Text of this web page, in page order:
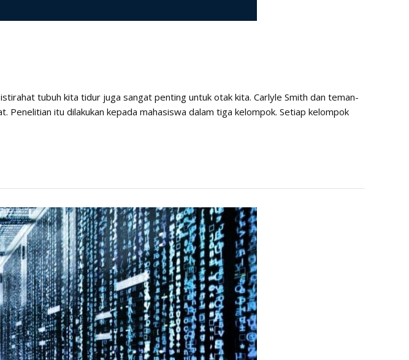
tubuh kita tidur juga sangat penting untuk otak kita. Carlyle Smith dan teman-
itu dilakukan kepada mahasiswa dalam tiga kelompok. Setiap kelompok